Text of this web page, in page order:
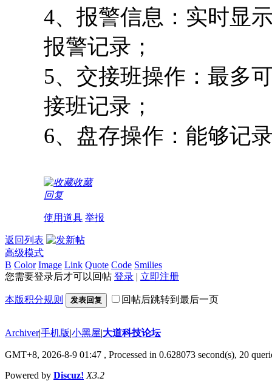
4、报警信息：实时显
报警记录；
5、交接班操作：最多
接班记录；
6、盘存操作：能够记
收藏
回复
使用道具 举报
返回列表
高级模式
B Color Image Link Quote Code Smilies
您需要登录后才可以回帖 登录 | 立即注册
本版积分规则 发表回复 回帖后跳转到最后一页
Archiver|手机版|小黑屋|大道科技论坛
GMT+8, 2026-8-9 01:47 , Processed in 0.628073 second(s), 20
Powered by Discuz! X3.2